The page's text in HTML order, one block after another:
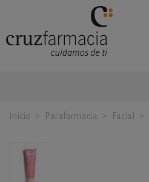
Inicio > Parafarmacia > Facial >